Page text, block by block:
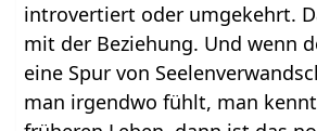
introvertiert oder umgekehrt.
mit der Beziehung. Und wenn
eine Spur von
man irgendwo fühlt, man